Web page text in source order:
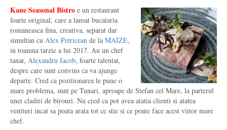
Kane Seasonal Bistro e un restaurant
foarte original, care a lansat bucataria
romaneasca fina, creativa, separat dar
simultan cu Alex Petricean de la MAIZE,
in toamna tarzie a lui 2017. Au un chef
tanar, Alexandru Iacob, foarte talentat,
despre care sunt convins ca va ajunge
departe. Cred ca pozitionarea le pune o
mare problema, sunt pe Tunari, aproape de Stefan cel Mare, la parterul
unei cladiri de birouri. Nu cred ca pot avea atatia clienti si atatea
venituri incat sa poata arata tot ce stie si ce poate face acest viitor mare
chef.